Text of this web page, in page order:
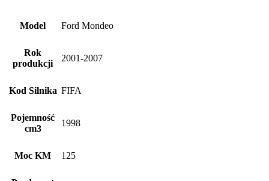
Model Ford Mondeo
Rok
produkcji
2001-2007
Kod Silnika FIFA
Pojemność
cm3
1998
Moc KM 125